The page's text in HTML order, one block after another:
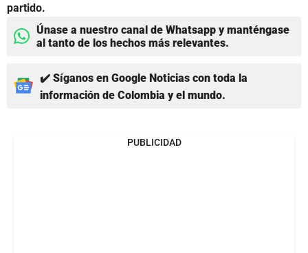
partido.
Únase a nuestro canal de Whatsapp y manténgase
al tanto de los hechos más relevantes.
✔️ Síganos en Google Noticias con toda la
información de Colombia y el mundo.
PUBLICIDAD